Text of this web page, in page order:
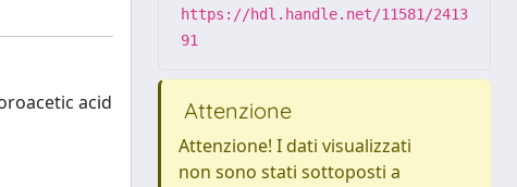
acid
https://hdl.handle.net/11581/2413
91
Attenzione
Attenzione! I dati visualizzati
non sono stati sottoposti a